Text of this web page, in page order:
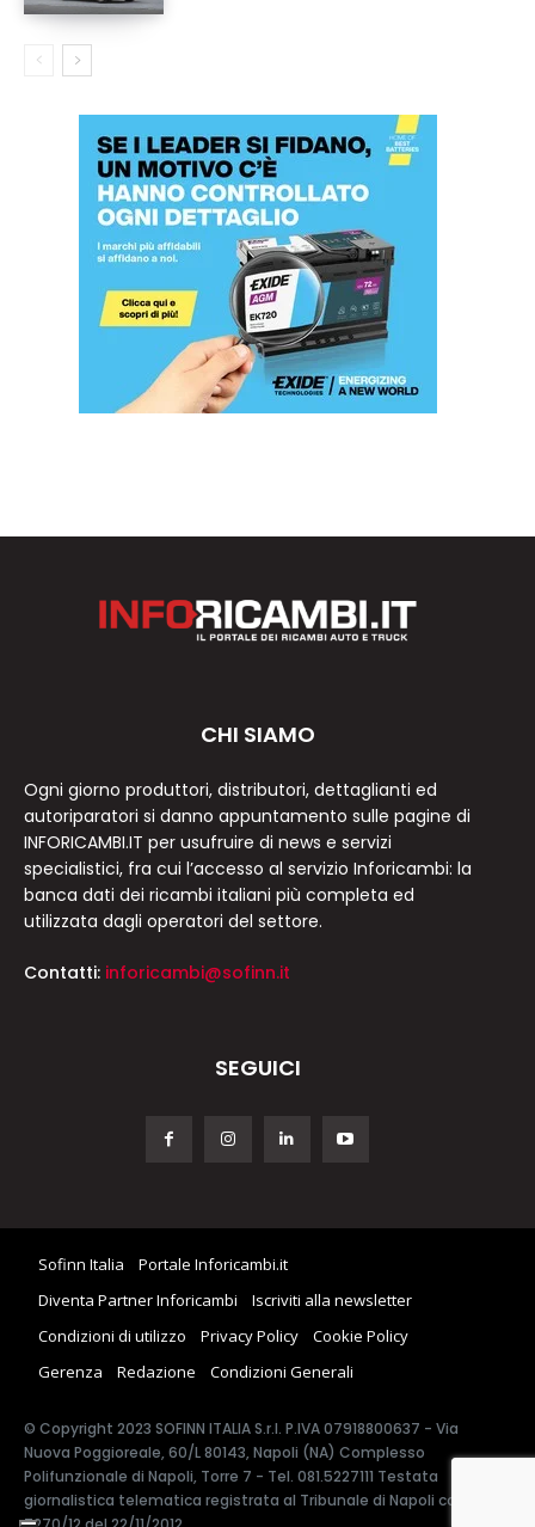
CHI SIAMO
Ogni giorno produttori, distributori, dettaglianti ed
autoriparatori si danno appuntamento sulle pagine di
INFORICAMBI.IT per usufruire di news e servizi
specialistici, fra cui l’accesso al servizio Inforicambi: la
banca dati dei ricambi italiani più completa ed
utilizzata dagli operatori del settore.
Contatti: inforicambi@sofinn.it
SEGUICI
Sofinn Italia
Portale Inforicambi.it
Diventa Partner Inforicambi
Iscriviti alla newsletter
Condizioni di utilizzo
Privacy Policy
Cookie Policy
Gerenza
Redazione Condizioni Generali
© Copyright 2023 SOFINN ITALIA S.r.l. P.IVA 07918800637 - Via
Nuova Poggioreale, 60/L 80143, Napoli (NA) Complesso
Polifunzionale di Napoli, Torre 7 - Tel. 081.5227111 Testata
giornalistica telematica registrata al Tribunale di Napoli con n.